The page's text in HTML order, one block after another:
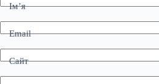
Ім’я
Email
Сайт